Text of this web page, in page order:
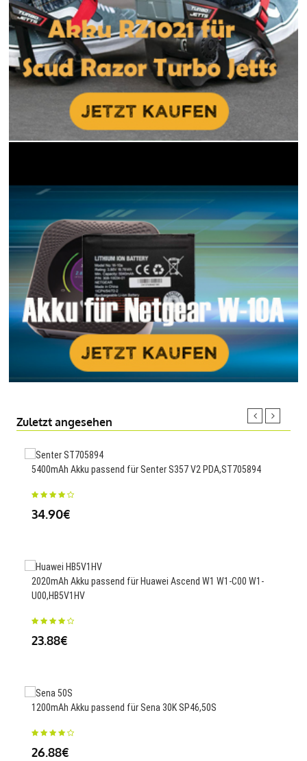
Zuletzt angesehen
5400mAh Akku passend für Senter S357 V2 PDA,ST705894
34.90€
2020mAh Akku passend für Huawei Ascend W1 W1-C00 W1-
U00,HB5V1HV
23.88€
1200mAh Akku passend für Sena 30K SP46,50S
26.88€